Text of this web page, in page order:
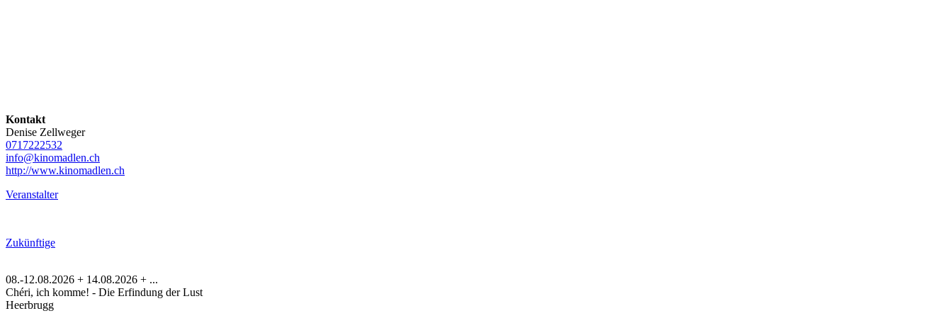
Kontakt
Denise Zellweger
0717222532
info@kinomadlen.ch
http://www.kinomadlen.ch
Veranstalter
Zukünftige
08.-12.08.2026 + 14.08.2026 + ...
Chéri, ich komme! - Die Erfindung der Lust
Heerbrugg